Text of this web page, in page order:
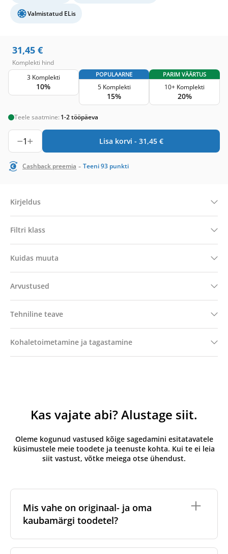
Valmistatud ELis
31,45 €
Komplekti hind
3 Komplekti
10%
POPULAARNE
5 Komplekti
15%
PARIM VÄÄRTUS
10+ Komplekti
20%
Teele saatmine: 1-2 tööpäeva
1 Lisa korvi - 31,45 €
Cashback preemia - Teeni93 punkti
Kirjeldus
Filtri klass
Kuidas muuta
Arvustused
Tehniline teave
Kohaletoimetamine ja tagastamine
Kas vajate abi? Alustage siit.
Oleme kogunud vastused kõige sagedamini esitatavatele
küsimustele meie toodete ja teenuste kohta. Kui te ei leia
siit vastust, võtke meiega otse ühendust.
Mis vahe on originaal- ja oma
kaubamärgi toodetel?